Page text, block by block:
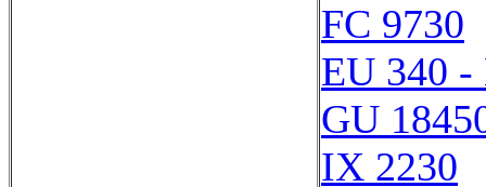
FC 9730
EU 340 -
GU
IX 2230